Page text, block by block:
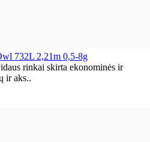
732L 2,21m 0,5-8g
rinkai skirta ekonominės ir
ir aks..